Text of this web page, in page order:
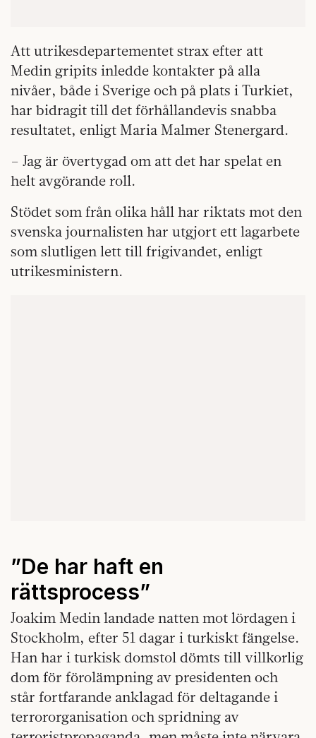
Att utrikesdepartementet strax efter att
Medin gripits inledde kontakter på alla
nivåer, både i Sverige och på plats i Turkiet,
har bidragit till det förhållandevis snabba
resultatet, enligt Maria Malmer Stenergard.
– Jag är övertygad om att det har spelat en
helt avgörande roll.
Stödet som från olika håll har riktats mot den
svenska journalisten har utgjort ett lagarbete
som slutligen lett till frigivandet, enligt
utrikesministern.
”De har haft en
rättsprocess”
Joakim Medin landade natten mot lördagen i
Stockholm, efter 51 dagar i turkiskt fängelse.
Han har i turkisk domstol dömts till villkorlig
dom för förolämpning av presidenten och
står fortfarande anklagad för deltagande i
terrororganisation och spridning av